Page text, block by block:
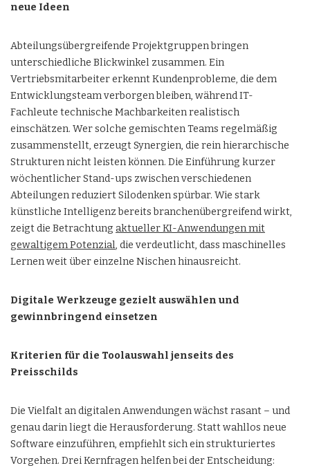
neue Ideen
Abteilungsübergreifende Projektgruppen bringen
unterschiedliche Blickwinkel zusammen. Ein
Vertriebsmitarbeiter erkennt Kundenprobleme, die dem
Entwicklungsteam verborgen bleiben, während IT-
Fachleute technische Machbarkeiten realistisch
einschätzen. Wer solche gemischten Teams regelmäßig
zusammenstellt, erzeugt Synergien, die rein hierarchische
Strukturen nicht leisten können. Die Einführung kurzer
wöchentlicher Stand-ups zwischen verschiedenen
Abteilungen reduziert Silodenken spürbar. Wie stark
künstliche Intelligenz bereits branchenübergreifend wirkt,
zeigt die Betrachtung aktueller KI-Anwendungen mit
gewaltigem Potenzial, die verdeutlicht, dass maschinelles
Lernen weit über einzelne Nischen hinausreicht.
Digitale Werkzeuge gezielt auswählen und
gewinnbringend einsetzen
Kriterien für die Toolauswahl jenseits des
Preisschilds
Die Vielfalt an digitalen Anwendungen wächst rasant – und
genau darin liegt die Herausforderung. Statt wahllos neue
Software einzuführen, empfiehlt sich ein strukturiertes
Vorgehen. Drei Kernfragen helfen bei der Entscheidung: